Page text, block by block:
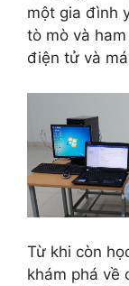
một gia đình
tò mò và
điện tử và
Từ khi còn
khám phá về